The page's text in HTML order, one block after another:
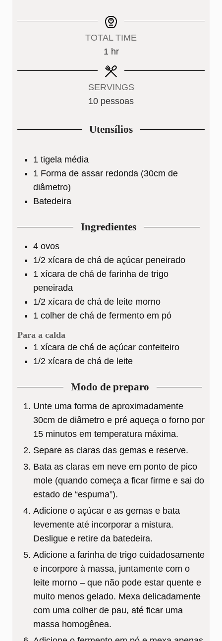
TOTAL TIME
1hour
hr
SERVINGS
10 pessoas
Utensílios
1 tigela média
1 Forma de assar redonda (30cm de
diâmetro)
Batedeira
Ingredientes
4 ovos
1/2 xícara de chá de açúcar peneirado
1 xícara de chá de farinha de trigo
peneirada
1/2 xícara de chá de leite morno
1 colher de chá de fermento em pó
Para a calda
1 xícara de chá de açúcar confeiteiro
1/2 xícara de chá de leite
Modo de preparo
Unte uma forma de aproximadamente
30cm de diâmetro e pré aqueça o forno por
15 minutos em temperatura máxima.
Separe as claras das gemas e reserve.
Bata as claras em neve em ponto de pico
mole (quando começa a ficar firme e sai do
estado de “espuma”).
Adicione o açúcar e as gemas e bata
levemente até incorporar a mistura.
Desligue e retire da batedeira.
Adicione a farinha de trigo cuidadosamente
e incorpore à massa, juntamente com o
leite morno – que não pode estar quente e
muito menos gelado. Mexa delicadamente
com uma colher de pau, até ficar uma
massa homogênea.